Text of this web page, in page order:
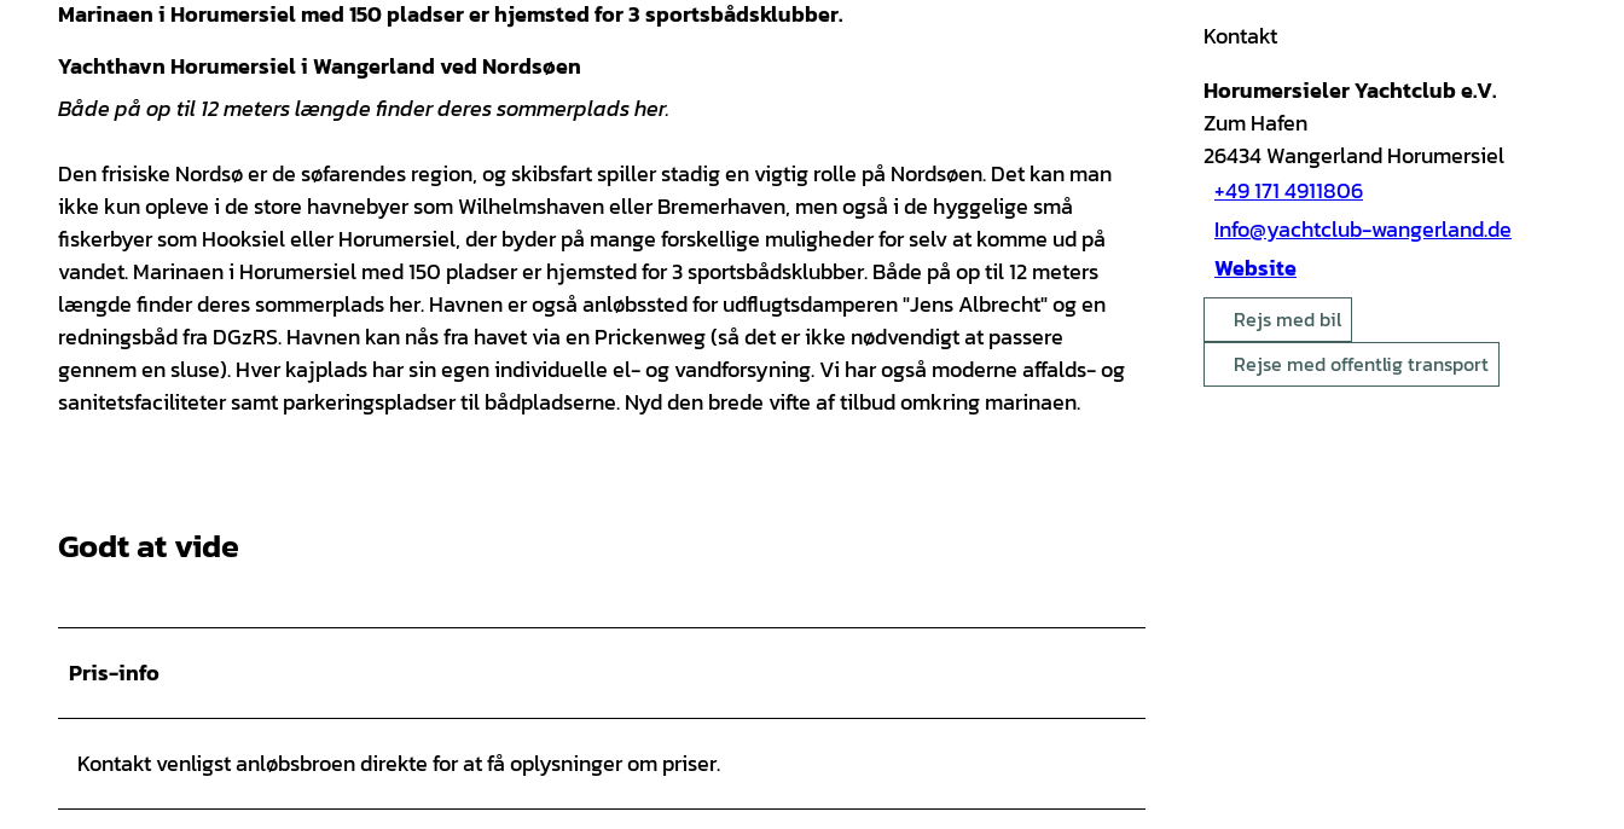
Marinaen i Horumersiel med 150 pladser er hjemsted for 3 sportsbådsklubber.
Yachthavn Horumersiel i Wangerland ved Nordsøen
Både på op til 12 meters længde finder deres sommerplads her.
Den frisiske Nordsø er de søfarendes region, og skibsfart spiller stadig en vigtig rolle på Nordsøen. Det kan man
ikke kun opleve i de store havnebyer som Wilhelmshaven eller Bremerhaven, men også i de hyggelige små
fiskerbyer som Hooksiel eller Horumersiel, der byder på mange forskellige muligheder for selv at komme ud på
vandet. Marinaen i Horumersiel med 150 pladser er hjemsted for 3 sportsbådsklubber. Både på op til 12 meters
længde finder deres sommerplads her. Havnen er også anløbssted for udflugtsdamperen "Jens Albrecht" og en
redningsbåd fra DGzRS. Havnen kan nås fra havet via en Prickenweg (så det er ikke nødvendigt at passere
gennem en sluse). Hver kajplads har sin egen individuelle el- og vandforsyning. Vi har også moderne affalds- og
sanitetsfaciliteter samt parkeringspladser til bådpladserne. Nyd den brede vifte af tilbud omkring marinaen.
Godt at vide
Pris-info
Kontakt venligst anløbsbroen direkte for at få oplysninger om priser.
Kontakt
Horumersieler Yachtclub e.V.
Zum Hafen
26434Wangerland Horumersiel
+49 171 4911806
Info@yachtclub-wangerland.de
Website
Rejs med bil
Rejse med offentlig transport